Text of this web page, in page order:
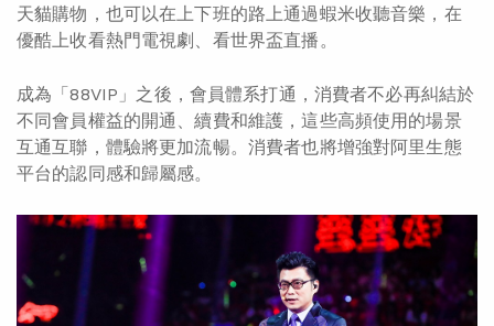
天貓購物，也可以在上下班的路上通過蝦米收聽音樂，在
優酷上收看熱門電視劇、看世界盃直播。
成為「88VIP」之後，會員體系打通，消費者不必再糾結於
不同會員權益的開通、續費和維護，這些高頻使用的場景
互通互聯，體驗將更加流暢。消費者也將增強對阿里生態
平台的認同感和歸屬感。